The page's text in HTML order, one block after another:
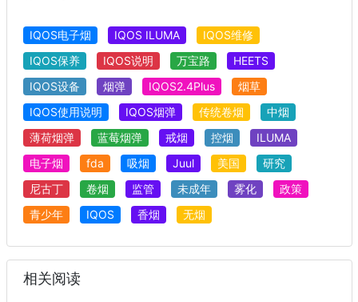
IQOS电子烟 IQOS ILUMA
IQOS维修
IQOS保养
IQOS说明 万宝路
HEETS
IQOS设备
烟弹 IQOS2.4Plus
烟草
IQOS使用说明
IQOS烟弹 传统卷烟
中烟
薄荷烟弹
蓝莓烟弹 戒烟 控烟
ILUMA
电子烟
fda 吸烟 Juul 美国
研究
尼古丁
卷烟 监管 未成年 雾化
政策
青少年
IQOS 香烟 无烟
相关阅读